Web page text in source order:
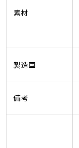
素材
製造国
備考